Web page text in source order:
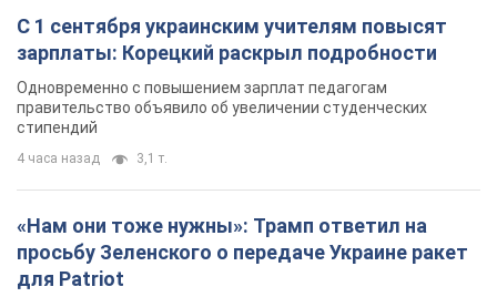
С 1 сентября украинским учителям повысят
зарплаты: Корецкий раскрыл подробности
Одновременно с повышением зарплат педагогам
правительство объявило об увеличении студенческих
стипендий
4 часа назад 3,1 т.
«Нам они тоже нужны»: Трамп ответил на
просьбу Зеленского о передаче Украине ракет
для Patriot